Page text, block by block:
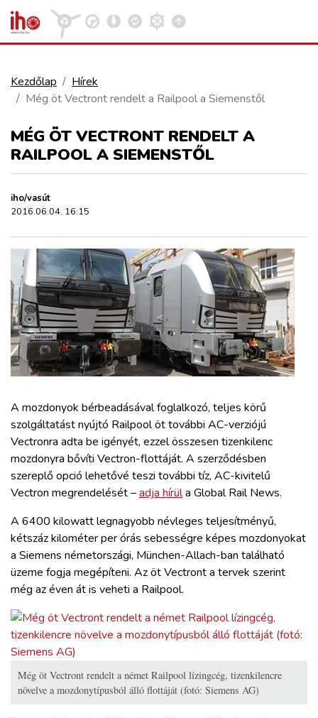
VASÚT
KÖZÚT
REPÜLÉS
KÖZLEKEDÉSFEJLESZTÉS
ELLÁTÁSI LÁNC
ZÖLDÚT
HAJÓZÁS
BLOG
ARCHÍVUM
WEBSHOP
BELÉPÉS
REGISZTRÁCIÓ
Kosár megtekintése
Kezdőlap
Hírek
Még öt Vectront rendelt a Railpool a Siemenstől
MÉG ÖT VECTRONT RENDELT A
RAILPOOL A SIEMENSTŐL
iho/vasút
2016.06.04. 16:15
A mozdonyok bérbeadásával foglalkozó, teljes körű
szolgáltatást nyújtó Railpool öt további AC-verziójú
Vectronra adta be igényét, ezzel összesen tizenkilenc
mozdonyra bővíti Vectron-flottáját. A szerződésben
szereplő opció lehetővé teszi további tíz, AC-kivitelű
Vectron megrendelését –adja hírüla Global Rail News.
A 6400 kilowatt legnagyobb névleges teljesítményű,
kétszáz kilométer per órás sebességre képes mozdonyokat
a Siemens németországi, München-Allach-ban található
üzeme fogja megépíteni. Az öt Vectront a tervek szerint
még az éven át is veheti a Railpool.
Még öt Vectront rendelt a német Railpool lízingcég, tizenkilencre
növelve a mozdonytípusból álló flottáját (fotó: Siemens AG)